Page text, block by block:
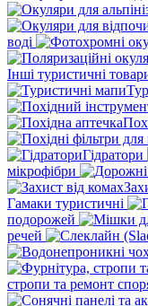
воді
Інші туристичні
Гідратори
мікрофібри
Гамаки туристичні
подорожей
речей
стропи та ремонт